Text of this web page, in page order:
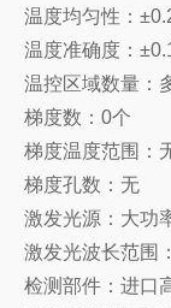
温度均匀性：
温度准确度：
温控区域数量：
梯度数：0个
梯度温度范围：
梯度孔数：无
激发光源：大功
激发光波长范围
检测部件：进口